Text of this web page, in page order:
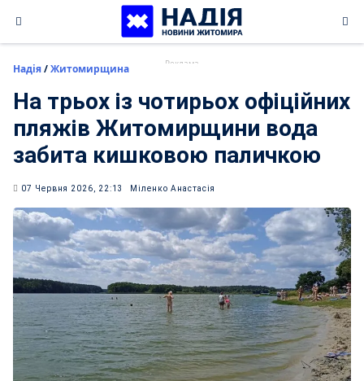
content
Надія/Житомирщина
На трьох із чотирьох офіційних
пляжів Житомирщини вода
забита кишковою паличкою
07 Червня 2026, 22:13 Міленко Анастасія